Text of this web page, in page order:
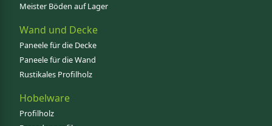
Meister Böden auf Lager
Wand und Decke
Paneele für die Decke
Paneele für die Wand
Rustikales Profilholz
Hobelware
Profilholz